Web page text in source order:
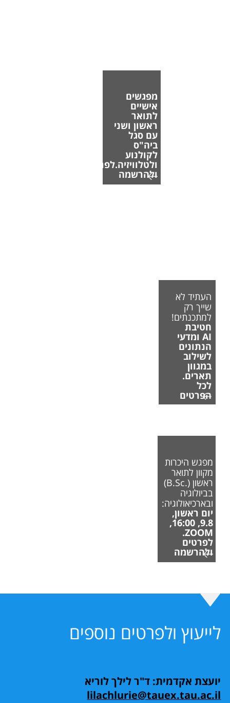
מפגשים
אישיים
לתואר
ראשון ושני
עם סגל
ביה"ס
לקולנוע
ולטלוויזיה.לפרטים
ולהרשמה
העתיד לא
שייך רק
למתכנתים!
חטיבת
AI ומדעי
הנתונים
לשילוב
במגוון
תארים.
לכל
הפרטים
מפגש היכרות
מקוון לתואר
ראשון (.B.Sc)
בביולוגיה
ובארכיאולוגיה:
יום ראשון,
9.8, 16:00,
ZOOM.
לפרטים
ולהרשמה
לייעוץ ולפרטים נוספים
יועצת אקדמית: ד"ר לילך לוריא
lilachlurie@tauex.tau.ac.il